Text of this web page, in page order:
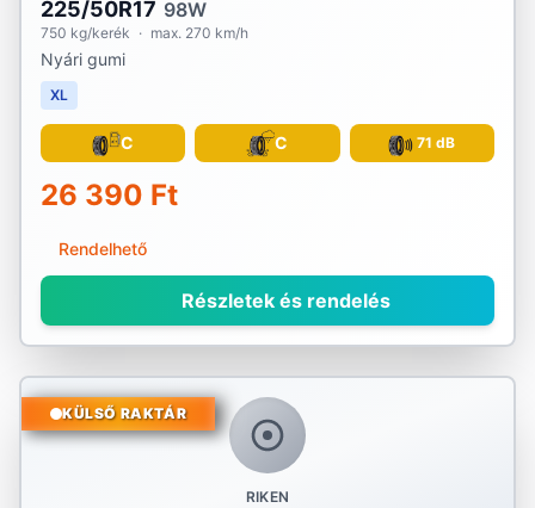
225/50R17 98W
750 kg/kerék · max. 270 km/h
Nyári gumi
XL
C C 71 dB
26 390 Ft
Rendelhető
Részletek és rendelés
RIKEN
KÜLSŐ RAKTÁR